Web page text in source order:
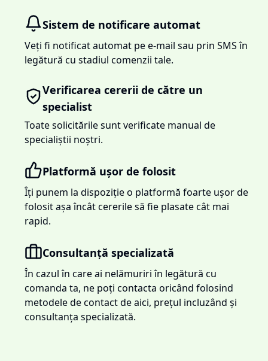
Sistem de notificare automat
Veți fi notificat automat pe e-mail sau prin SMS în
legătură cu stadiul comenzii tale.
Verificarea cererii de către un
specialist
Toate solicitările sunt verificate manual de
specialiștii noștri.
Platformă ușor de folosit
Îți punem la dispoziție o platformă foarte ușor de
folosit așa încât cererile să fie plasate cât mai
rapid.
Consultanță specializată
În cazul în care ai nelămuriri în legătură cu
comanda ta, ne poți contacta oricând folosind
metodele de contact de aici, prețul incluzând și
consultanța specializată.